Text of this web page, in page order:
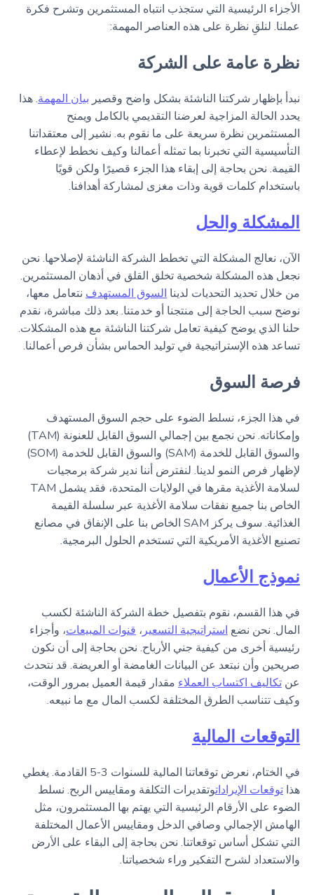
الأجزاء الرئيسية التي ستجذب انتباه المستثمرين وتشرح فكرة
عملنا. لنلقِ نظرة على هذه العناصر المهمة:
نظرة عامة على الشركة
نبدأ بإظهار شركتنا الناشئة بشكل واضح وقصير بيان المهمة. هذا
يحدد الحالة المزاجية لعرضنا التقديمي بالكامل ويمنح
المستثمرين نظرة سريعة على ما نقوم به. نشير إلى معتقداتنا
التأسيسية التي تخبرنا بما تمثله أعمالنا وكيف نخطط لإعطاء
القيمة. نحن بحاجة إلى إبقاء هذا الجزء قصيرًا ولكن قويًا
باستخدام كلمات قوية وذات مغزى لمشاركة أهدافنا.
المشكلة والحل
الآن، نعالج المشكلة التي تخطط الشركة الناشئة لإصلاحها. نحن
نجعل هذه المشكلة شخصية تخلق القلق في أذهان المستثمرين.
من خلال تحديد التحديات لدينا السوق المستهدف نتعامل معها،
نوضح سبب الحاجة إلى منتجنا أو خدمتنا. بعد ذلك مباشرة، نقدم
حلنا الذي يوضح كيفية تعامل شركتنا الناشئة مع هذه المشكلات.
تساعد هذه الإستراتيجية في توليد الحماس بشأن فرص أعمالنا.
فرصة السوق
في هذا الجزء، نسلط الضوء على حجم السوق المستهدف
وإمكاناته. نحن نجمع بين إجمالي السوق القابل للعنونة (TAM)
والسوق القابل للخدمة (SAM) والسوق القابل للخدمة (SOM)
لإظهار فرص النمو لدينا. لنفترض أننا ندير شركة برمجيات
لسلامة الأغذية مقرها في الولايات المتحدة، فقد يشمل TAM
الخاص بنا جميع نفقات سلامة الأغذية عبر سلسلة القيمة
الغذائية. سوف يركز SAM الخاص بنا على الإنفاق في مصانع
تصنيع الأغذية الأمريكية التي تستخدم الحلول البرمجية.
نموذج الأعمال
في هذا القسم، نقوم بتفصيل خطة الشركة الناشئة لكسب
المال. نحن نضع استراتيجية التسعير ، قنوات المبيعات، وأجزاء
رئيسية أخرى من كيفية جني الأرباح. نحن بحاجة إلى أن نكون
صريحين وأن نبتعد عن البيانات الغامضة أو العريضة. قد نتحدث
عن تكاليف اكتساب العملاء مقدار قيمة العميل بمرور الوقت،
وكيف تتناسب الطرق المختلفة لكسب المال مع ما نبيعه.
التوقعات المالية
في الختام، نعرض توقعاتنا المالية للسنوات 3-5 القادمة. يغطي
هذا توقعات الإيراداتوتقديرات التكلفة ومقاييس الربح. نسلط
الضوء على الأرقام الرئيسية التي يهتم بها المستثمرون، مثل
الهامش الإجمالي وصافي الدخل ومقاييس الأعمال المختلفة
التي تشكل أساس توقعاتنا. نحن بحاجة إلى البقاء على الأرض
والاستعداد لشرح التفكير وراء شخصياتنا.